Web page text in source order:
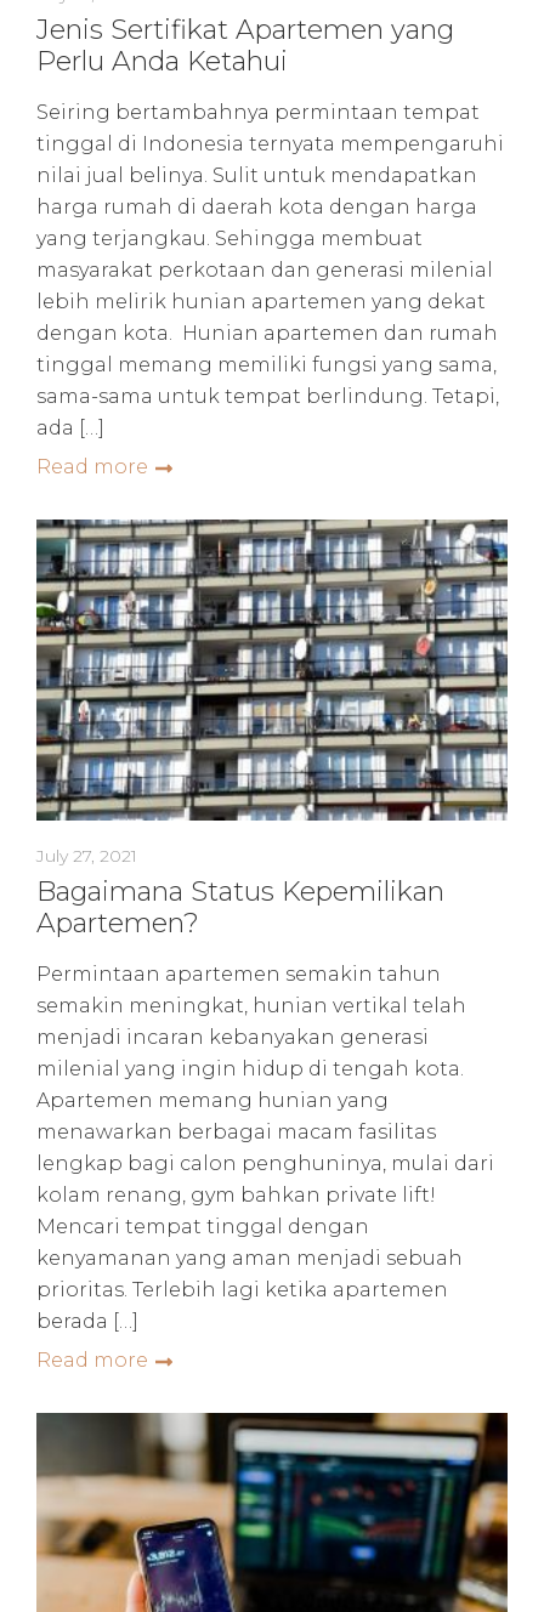
Jenis Sertifikat Apartemen yang
Perlu Anda Ketahui
Seiring bertambahnya permintaan tempat
tinggal di Indonesia ternyata mempengaruhi
nilai jual belinya. Sulit untuk mendapatkan
harga rumah di daerah kota dengan harga
yang terjangkau. Sehingga membuat
masyarakat perkotaan dan generasi milenial
lebih melirik hunian apartemen yang dekat
dengan kota. Hunian apartemen dan rumah
tinggal memang memiliki fungsi yang sama,
sama-sama untuk tempat berlindung. Tetapi,
ada […]
Read more
July 27, 2021
Bagaimana Status Kepemilikan
Apartemen?
Permintaan apartemen semakin tahun
semakin meningkat, hunian vertikal telah
menjadi incaran kebanyakan generasi
milenial yang ingin hidup di tengah kota.
Apartemen memang hunian yang
menawarkan berbagai macam fasilitas
lengkap bagi calon penghuninya, mulai dari
kolam renang, gym bahkan private lift!
Mencari tempat tinggal dengan
kenyamanan yang aman menjadi sebuah
prioritas. Terlebih lagi ketika apartemen
berada […]
Read more